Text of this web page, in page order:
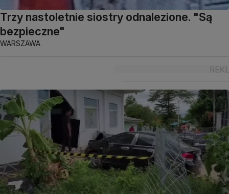
Trzy nastoletnie siostry odnalezione. "Są
bezpieczne"
WARSZAWA